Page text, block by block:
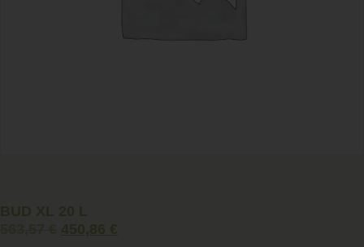
BUD XL 20 L
450,86 €